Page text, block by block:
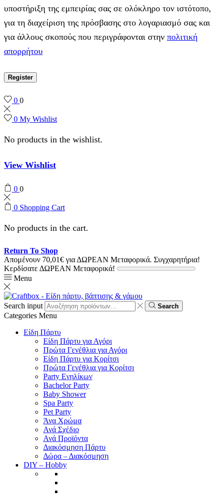
υποστήριξη της εμπειρίας σας σε ολόκληρο τον ιστότοπο,
για τη διαχείριση της πρόσβασης στο λογαριασμό σας και
για άλλους σκοπούς που περιγράφονται στην πολιτική
απορρήτου
Register
0 0
0 My Wishlist
No products in the wishlist.
View Wishlist
0 0
0 Shopping Cart
No products in the cart.
Return To Shop
Απομένουν 70,01€ για ΔΩΡΕΑΝ Μεταφορικά. Συγχαρητήρια!
Κερδίσατε ΔΩΡΕΑΝ Μεταφορικά!
Menu
Search input Search
Categories Menu
Είδη Πάρτυ
Είδη Πάρτυ για Αγόρι
Πρώτα Γενέθλια για Αγόρι
Είδη Πάρτυ για Κορίτσι
Πρώτα Γενέθλια για Κορίτσι
Party Ενηλίκων
Bachelor Party
Baby Shower
Spa Party
Pet Party
Άνα Χρώμα
Ανά Σχέδιο
Ανά Προϊόντα
Διακόσμηση Πάρτυ
Δώρα – Διακόσμηση
DIY – Hobby